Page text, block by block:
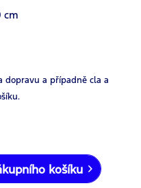
cm
dopravu a případně cla a
košíku